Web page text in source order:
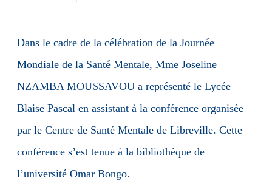
Dans le cadre de la célébration de la Journée
Mondiale de la Santé Mentale, Mme Joseline
NZAMBA MOUSSAVOU a représenté le Lycée
Blaise Pascal en assistant à la conférence organisée
par le Centre de Santé Mentale de Libreville. Cette
conférence s’est tenue à la bibliothèque de
l’université Omar Bongo.